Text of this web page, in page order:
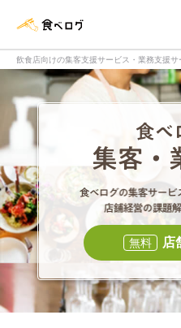
飲食店向けの集客支援サービス・業務支援サ
無料 店